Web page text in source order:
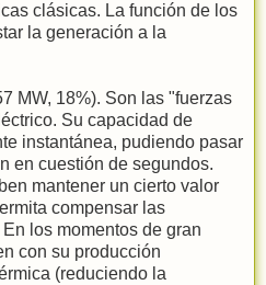
clásicas. La función de los
la generación a la
MW, 18%). Son las "fuerzas
Su capacidad de
instantánea, pudiendo pasar
en cuestión de segundos.
mantener un cierto valor
compensar las
los momentos de gran
con su producción
(reduciendo la